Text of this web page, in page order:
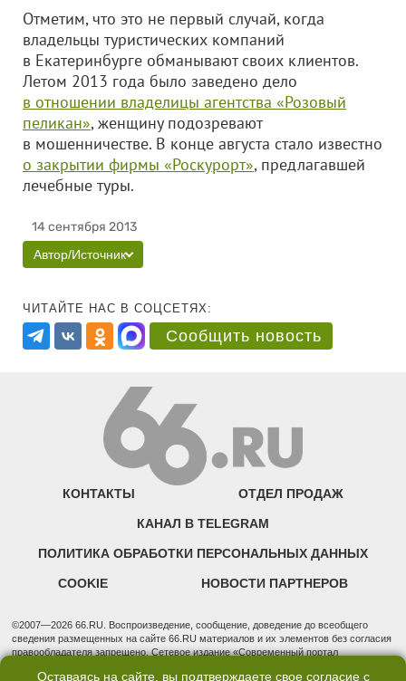
Отметим, что это не первый случай, когда
владельцы туристических компаний
в Екатеринбурге обманывают своих клиентов.
Летом 2013 года было заведено дело
в отношении владелицы агентства «Розовый
пеликан», женщину подозревают
в мошенничестве. В конце августа стало известно
о закрытии фирмы «Роскурорт», предлагавшей
лечебные туры.
14 сентября 2013
Автор/Источник
ЧИТАЙТЕ НАС В СОЦСЕТЯХ:
Сообщить новость
КОНТАКТЫ ОТДЕЛ ПРОДАЖ
КАНАЛ В TELEGRAM
ПОЛИТИКА ОБРАБОТКИ ПЕРСОНАЛЬНЫХ ДАННЫХ
COOKIE НОВОСТИ ПАРТНЕРОВ
©2007—2026 66.RU. Воспроизведение, сообщение, доведение до всеобщего
сведения размещенных на сайте 66.RU материалов и их элементов без согласия
правообладателя запрещено. Сетевое издание «Современный портал
Оставаясь на сайте, вы подтверждаете свое согласие с